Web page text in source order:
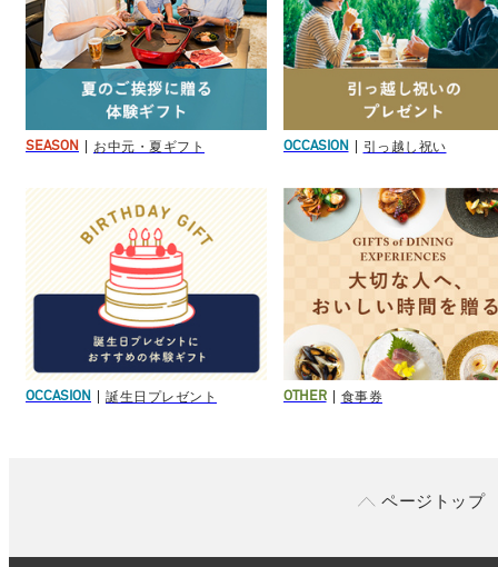
SEASON お中元・夏ギフト OCCASION 引っ越し祝い
OCCASION 誕生日プレゼント OTHER 食事券
ページトップ